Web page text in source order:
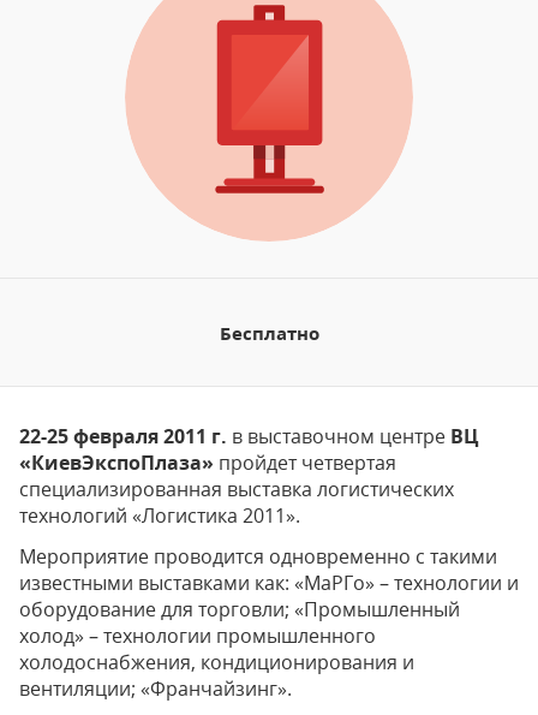
Бесплатно
22-25 февраля 2011 г. в выставочном центре ВЦ
«КиевЭкспоПлаза» пройдет четвертая
специализированная выставка логистических
технологий «Логистика 2011».
Мероприятие проводится одновременно с такими
известными выставками как: «МаРГо» – технологии и
оборудование для торговли; «Промышленный
холод» – технологии промышленного
холодоснабжения, кондиционирования и
вентиляции; «Франчайзинг».